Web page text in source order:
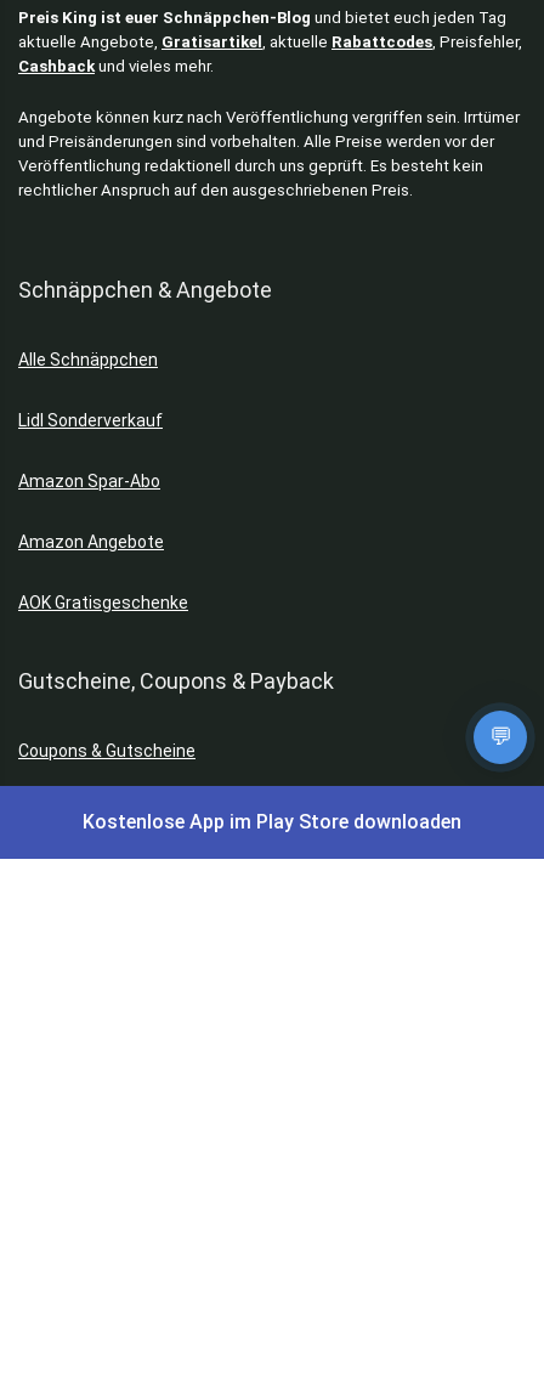
Preis King ist euer Schnäppchen-Blog und bietet euch jeden Tag
aktuelle Angebote, Gratisartikel , aktuelle Rabattcodes , Preisfehler,
Cashback und vieles mehr.
Angebote können kurz nach Veröffentlichung vergriffen sein. Irrtümer
und Preisänderungen sind vorbehalten. Alle Preise werden vor der
Veröffentlichung redaktionell durch uns geprüft. Es besteht kein
rechtlicher Anspruch auf den ausgeschriebenen Preis.
Schnäppchen & Angebote
Alle Schnäppchen
Lidl Sonderverkauf
Amazon Spar-Abo
Amazon Angebote
AOK Gratisgeschenke
Gutscheine, Coupons & Payback
Coupons & Gutscheine
DM Payback Coupons
💬
Kostenlose App im Play Store downloaden